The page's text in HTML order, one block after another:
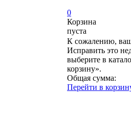
0
Корзина
пуста
К сожалению,
Исправить это
выберите в
корзину».
Общая сумма:
Перейти в